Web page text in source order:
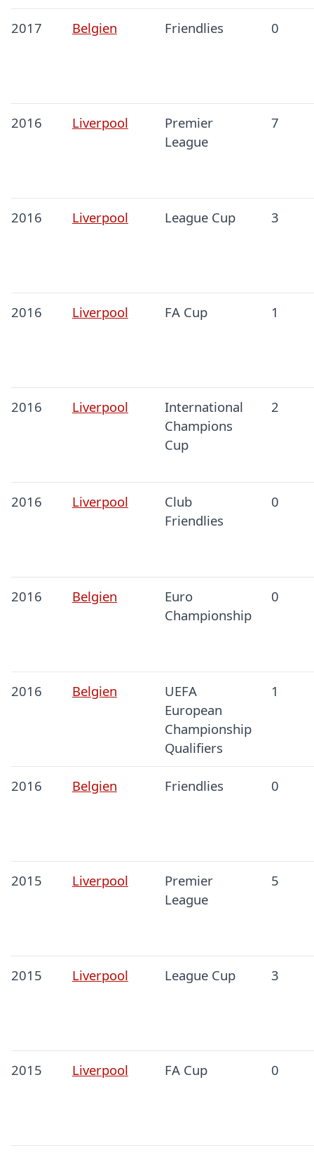
2017 Belgien Friendlies 0
2016 Liverpool
Premier
League
7
2016 Liverpool League Cup 3
2016 Liverpool FA Cup 1
2016 Liverpool
International
Champions
Cup
2
2016 Liverpool
Club
Friendlies
0
2016 Belgien
Euro
Championship
0
2016 Belgien
UEFA
European
Championship
Qualifiers
1
2016 Belgien Friendlies 0
2015 Liverpool
Premier
League
5
2015 Liverpool League Cup 3
2015 Liverpool FA Cup 0